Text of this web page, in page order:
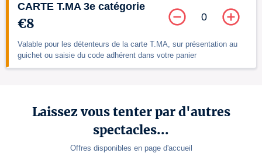
CARTE T.MA 3e catégorie
€8
Valable pour les détenteurs de la carte T.MA, sur présentation au
guichet ou saisie du code adhérent dans votre panier
0
Laissez vous tenter par d'autres
spectacles...
Offres disponibles en page d'accueil